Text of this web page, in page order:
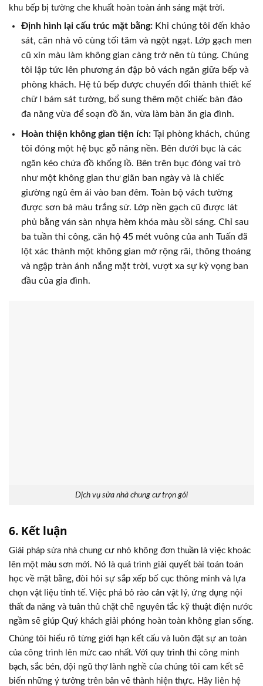
khu bếp bị tường che khuất hoàn toàn ánh sáng mặt trời.
Định hình lại cấu trúc mặt bằng:Khi chúng tôi đến khảo
sát, căn nhà vô cùng tối tăm và ngột ngạt. Lớp gạch men
cũ xỉn màu làm không gian càng trở nên tù túng. Chúng
tôi lập tức lên phương án đập bỏ vách ngăn giữa bếp và
phòng khách. Hệ tủ bếp được chuyển đổi thành thiết kế
chữ I bám sát tường, bổ sung thêm một chiếc bàn đảo
đa năng vừa để soạn đồ ăn, vừa làm bàn ăn gia đình.
Hoàn thiện không gian tiện ích:Tại phòng khách, chúng
tôi đóng một hệ bục gỗ nâng nền. Bên dưới bục là các
ngăn kéo chứa đồ khổng lồ. Bên trên bục đóng vai trò
như một không gian thư giãn ban ngày và là chiếc
giường ngủ êm ái vào ban đêm. Toàn bộ vách tường
được sơn bả màu trắng sứ. Lớp nền gạch cũ được lát
phủ bằng ván sàn nhựa hèm khóa màu sồi sáng. Chỉ sau
ba tuần thi công, căn hộ 45 mét vuông của anh Tuấn đã
lột xác thành một không gian mở rộng rãi, thông thoáng
và ngập tràn ánh nắng mặt trời, vượt xa sự kỳ vọng ban
đầu của gia đình.
Dịch vụ sửa nhà chung cư trọn gói
6. Kết luận
Giải pháp sửa nhà chung cư nhỏ không đơn thuần là việc khoác
lên một màu sơn mới. Nó là quá trình giải quyết bài toán toán
học về mặt bằng, đòi hỏi sự sắp xếp bố cục thông minh và lựa
chọn vật liệu tinh tế. Việc phá bỏ rào cản vật lý, ứng dụng nội
thất đa năng và tuân thủ chặt chẽ nguyên tắc kỹ thuật điện nước
ngầm sẽ giúp Quý khách giải phóng hoàn toàn không gian sống.
Chúng tôi hiểu rõ từng giới hạn kết cấu và luôn đặt sự an toàn
của công trình lên mức cao nhất. Với quy trình thi công minh
bạch, sắc bén, đội ngũ thợ lành nghề của chúng tôi cam kết sẽ
biến những ý tưởng trên bản vẽ thành hiện thực. Hãy liên hệ